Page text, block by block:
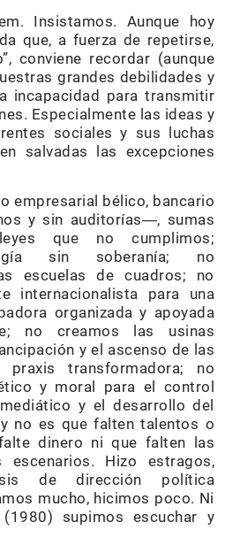
Insistamos. Aunque hoy
que, a fuerza de repetirse,
conviene recordar (aunque
grandes debilidades y
incapacidad para transmitir
Especialmente las ideas y
sociales y sus luchas
salvadas las excepciones
empresarial bélico, bancario
y sin auditorías―, sumas
que no cumplimos;
sin soberanía; no
escuelas de cuadros; no
internacionalista para una
organizada y apoyada
no creamos las usinas
y el ascenso de las
praxis transformadora; no
y moral para el control
y el desarrollo del
no es que falten talentos o
dinero ni que falten las
escenarios. Hizo estragos,
de dirección política
mucho, hicimos poco. Ni
supimos escuchar y